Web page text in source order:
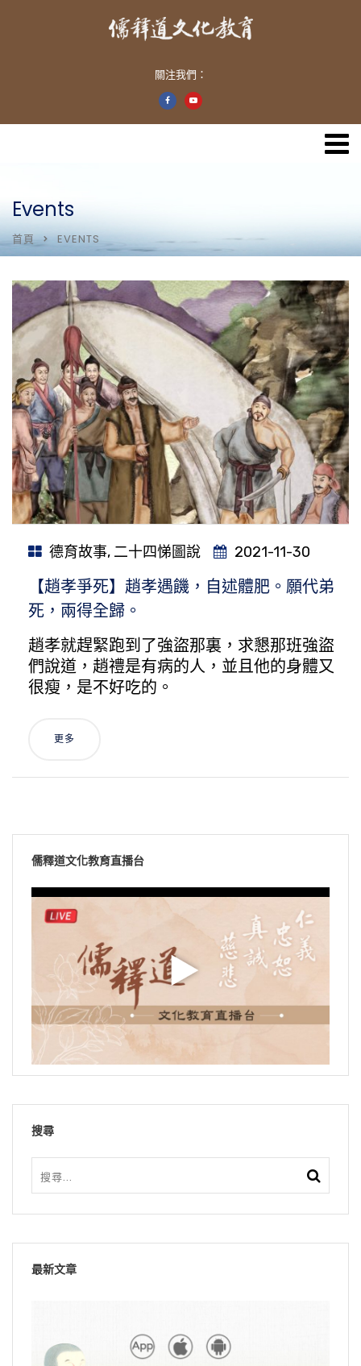
關注我們：
Events
首頁 EVENTS
德育故事, 二十四悌圖說 2021-11-30
【趙孝爭死】趙孝遇饑，自述體肥。願代弟
死，兩得全歸。
趙孝就趕緊跑到了強盜那裏，求懇那班強盜
們說道，趙禮是有病的人，並且他的身體又
很瘦，是不好吃的。
更多
儒釋道文化教育直播台
搜尋
最新文章